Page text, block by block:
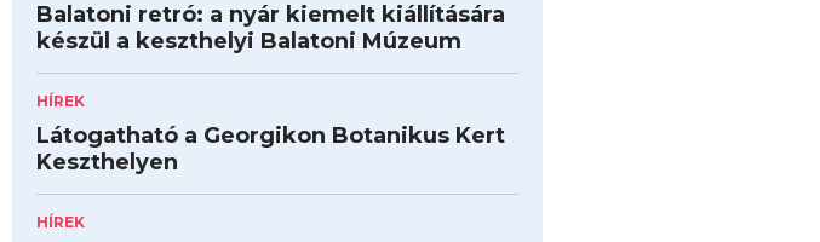
Balatoni retró: a nyár kiemelt kiállítására
készül a keszthelyi Balatoni Múzeum
HÍREK
Látogatható a Georgikon Botanikus Kert
Keszthelyen
HÍREK